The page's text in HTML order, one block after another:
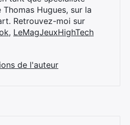
Hugues, sur la
Retrouvez-moi sur
, LeMagJeuxHighTech
de l'auteur